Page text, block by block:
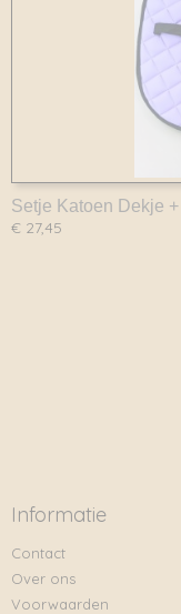
Setje Katoen Dekje
€ 27,45
Informatie
Contact
Over ons
Voorwaarden